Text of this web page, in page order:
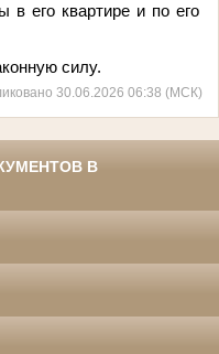
в его квартире и по его
силу.
30.06.2026 06:38 (МСК)
В